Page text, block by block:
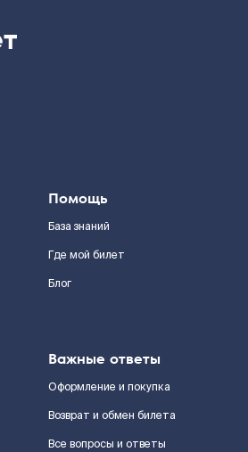
Помощь
База знаний
Где мой билет
Блог
Важные ответы
Оформление и покупка
Возврат и обмен билета
Все вопросы и ответы